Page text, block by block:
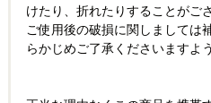
けたり、折れたりすることがご
ご使用後の破損に関しましては
らかじめご了承くださいますよ